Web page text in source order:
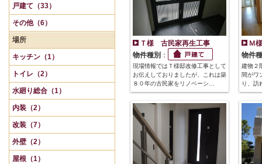
戸建て（33）
その他（6）
場所
キッチン（1）
トイレ（2）
水廻り総合（1）
内装（2）
改装（7）
外壁（2）
屋根（1）
Ｔ様 古民家再生工事
物件種別 ：
現場情報ではＴ様邸改修工事として
お伝えしておりましたが、これは築
８０年の古民家をリノベーシ…
Ｍ
物件
建物２
間がワ
り、訪